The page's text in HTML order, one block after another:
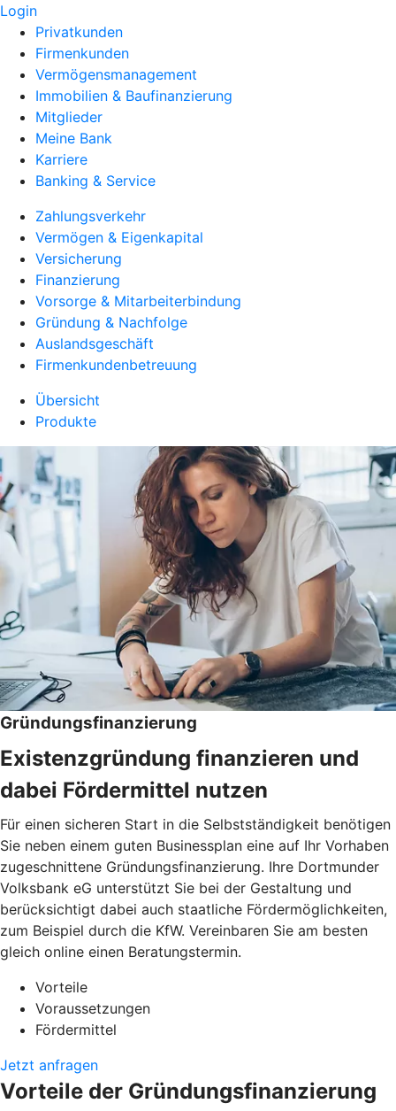
Login
Privatkunden
Firmenkunden
Vermögensmanagement
Immobilien & Baufinanzierung
Mitglieder
Meine Bank
Karriere
Banking & Service
Zahlungsverkehr
Vermögen & Eigenkapital
Versicherung
Finanzierung
Vorsorge & Mitarbeiterbindung
Gründung & Nachfolge
Auslandsgeschäft
Firmenkundenbetreuung
Übersicht
Produkte
Gründungsfinanzierung
Existenzgründung finanzieren und
dabei Fördermittel nutzen
Für einen sicheren Start in die Selbstständigkeit benötigen
Sie neben einem guten Businessplan eine auf Ihr Vorhaben
zugeschnittene Gründungsfinanzierung. Ihre Dortmunder
Volksbank eG unterstützt Sie bei der Gestaltung und
berücksichtigt dabei auch staatliche Fördermöglichkeiten,
zum Beispiel durch die KfW. Vereinbaren Sie am besten
gleich online einen Beratungstermin.
Vorteile
Voraussetzungen
Fördermittel
Jetzt anfragen
Vorteile der Gründungsfinanzierung